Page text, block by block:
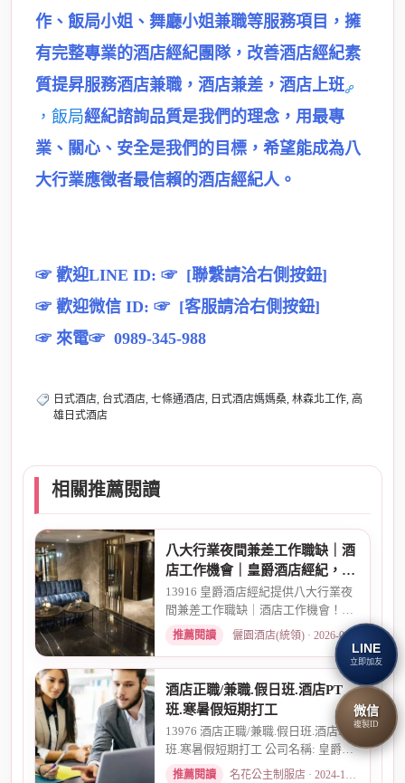
作、飯局小姐、舞廳小姐兼職等服務項目，擁
有完整專業的酒店經紀團隊，改善酒店經紀素
質提昇服務酒店兼職，酒店兼差，酒店上班
，飯局經紀諮詢品質是我們的理念，用最專
業、關心、安全是我們的目標，希望能成為八
大行業應徵者最信賴的酒店經紀人。
☞ 歡迎LINE ID: ☞ [聯繫請洽右側按鈕]
☞ 歡迎微信 ID: ☞ [客服請洽右側按鈕]
☞ 來電☞ 0989-345-988
日式酒店, 台式酒店, 七條通酒店, 日式酒店媽媽桑, 林森北工作, 高
雄日式酒店
相關推薦閱讀
八大行業夜間兼差工作職缺｜酒
店工作機會｜皇爵酒店經紀，高
薪現領彈性排班
13916 皇爵酒店經紀提供八大行業夜
間兼差工作職缺｜酒店工作機會！彈
性排班、當日現領、無經驗可...
推薦閱讀 儷園酒店(統領) · 2026-03-16
酒店正職/兼職.假日班.酒店PT
班.寒暑假短期打工
13976 酒店正職/兼職.假日班.酒店PT
班.寒暑假短期打工 公司名稱: 皇爵酒
店經紀娛樂開發國際(股)...
推薦閱讀 名花公主制服店 · 2024-10-07
LINE
立即加友
微信
複製ID